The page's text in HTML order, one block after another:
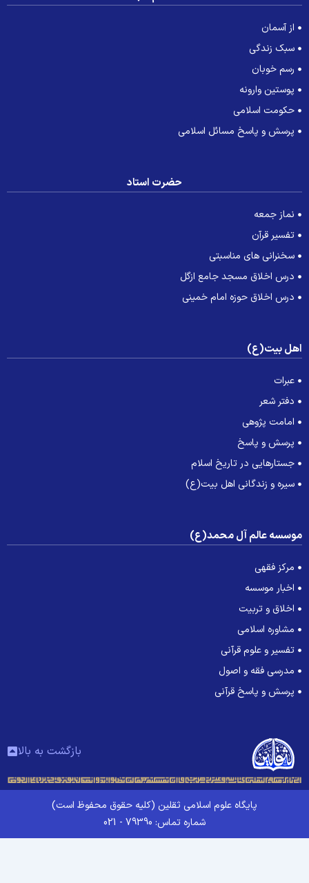
از آسمان
سبک زندگی
رسم خوبان
پوستین وارونه
حکومت اسلامی
پرسش و پاسخ مسائل اسلامی
حضرت استاد
نماز جمعه
تفسیر قرآن
سخنرانی های مناسبتی
درس اخلاق مسجد جامع ازگل
درس اخلاق حوزه امام خمینی
بیت(ع)
عبرات
دفتر شعر
امامت پژوهی
پرسش و پاسخ
جستارهایی در تاریخ اسلام
سیره و زندگانی اهل بیت(ع)
عالم آل محمد(ع)
مرکز فقهی
اخبار موسسه
اخلاق و تربیت
مشاوره اسلامی
تفسیر و علوم قرآنی
مدرسی فقه و اصول
پرسش و پاسخ قرآنی
بازگشت به بالا
پایگاه علوم اسلامی ثقلین (کلیه حقوق محفوظ است)
شماره تماس: 79390 - 021